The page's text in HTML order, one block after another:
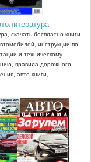
скачать бесплатно книги
инструкции по
и техническому
правила дорожного
авто книги, ...